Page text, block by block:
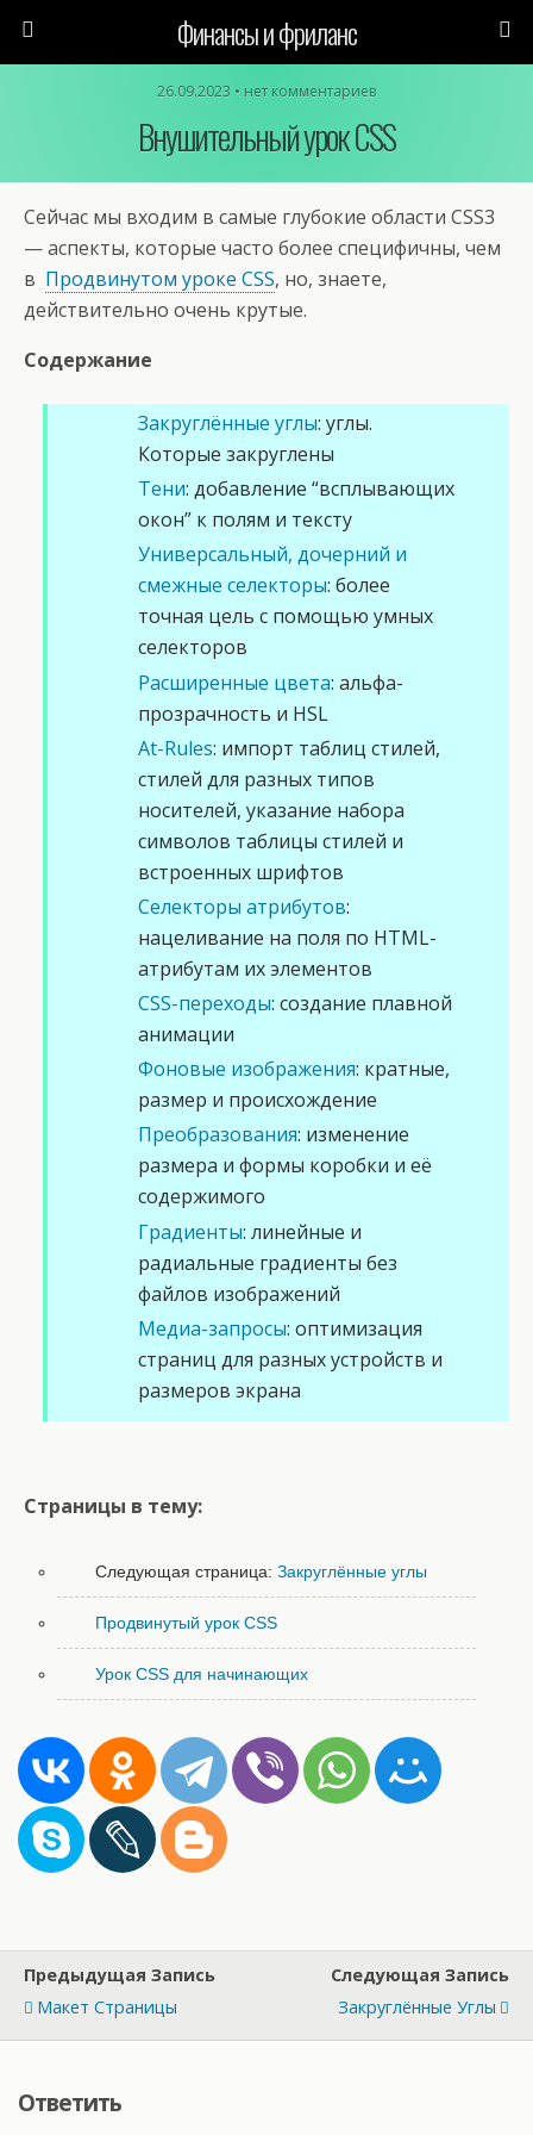
Финансы и фриланс
26.09.2023 • нет комментариев
Внушительный урок CSS
Сейчас мы входим в самые глубокие области CSS3
— аспекты, которые часто более специфичны, чем
в Продвинутом уроке CSS, но, знаете,
действительно очень крутые.
Содержание
Закруглённые углы: углы.
Которые закруглены
Тени: добавление “всплывающих
окон” к полям и тексту
Универсальный, дочерний и
смежные селекторы: более
точная цель с помощью умных
селекторов
Расширенные цвета: альфа-
прозрачность и HSL
At-Rules: импорт таблиц стилей,
стилей для разных типов
носителей, указание набора
символов таблицы стилей и
встроенных шрифтов
Селекторы атрибутов:
нацеливание на поля по HTML-
атрибутам их элементов
CSS-переходы: создание плавной
анимации
Фоновые изображения: кратные,
размер и происхождение
Преобразования: изменение
размера и формы коробки и её
содержимого
Градиенты: линейные и
радиальные градиенты без
файлов изображений
Медиа-запросы: оптимизация
страниц для разных устройств и
размеров экрана
Страницы в тему:
Следующая страница:Закруглённые углы
Продвинутый урок CSS
Урок CSS для начинающих
Предыдущая Запись
Макет Страницы
Следующая Запись
Закруглённые Углы
Ответить